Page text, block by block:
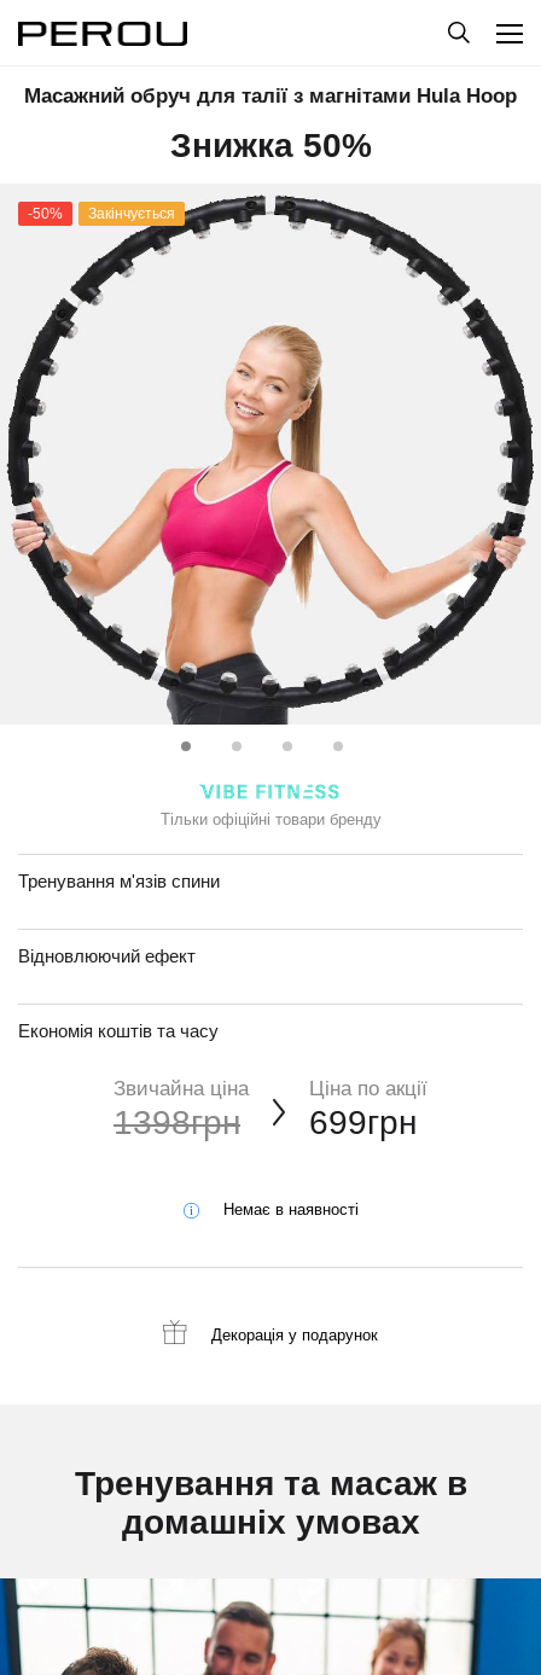
Масажний обруч для талії з магнітами Hula Hoop
Знижка 50%
-50% Закінчується
Тільки офіційні товари бренду
Тренування м'язів спини
Відновлюючий ефект
Економія коштів та часу
Звичайна ціна
1398грн
Ціна по акції
699грн
Немає в наявності
Декорація у подарунок
Тренування та масаж в
домашніх умовах